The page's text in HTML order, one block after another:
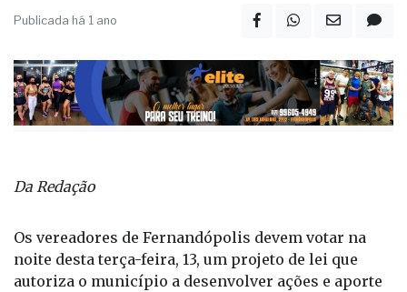
Publicada há 1 ano
Da Redação
Os vereadores de Fernandópolis devem votar na
noite desta terça-feira, 13, um projeto de lei que
autoriza o município a desenvolver ações e aporte